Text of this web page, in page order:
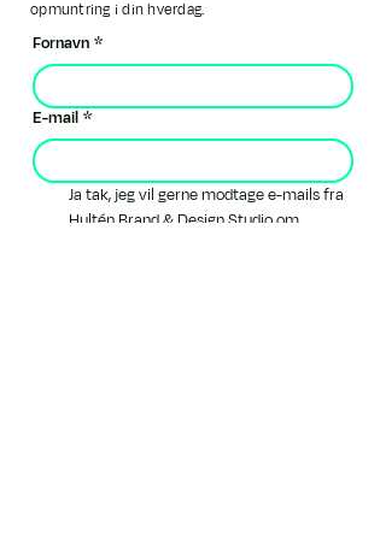
opmuntring i din hverdag.
Fornavn *
E-mail *
Ja tak, jeg vil gerne modtage e-mails fra
Hultén Brand & Design Studio om